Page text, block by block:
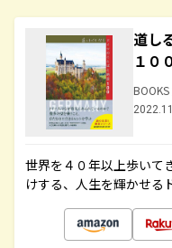
道し
１０
世界を４０年以上歩いて
けする、人生を輝かせる